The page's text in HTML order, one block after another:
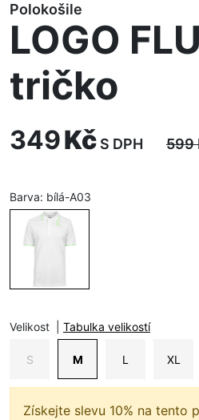
Polokošile
LOGO
tričko
349Kč S DPH 599
Barva: bílá-A03
Velikost Tabulka velikostí
S M L XL
Získejte slevu 10% na tento